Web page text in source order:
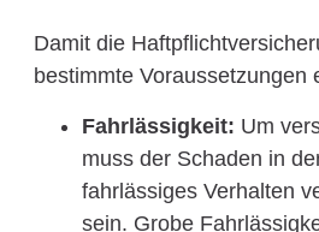
Damit die
bestimmte Voraussetzungen
Fahrlässigkeit: Um
muss der Schaden in
fahrlässiges Verhalten
sein. Grobe